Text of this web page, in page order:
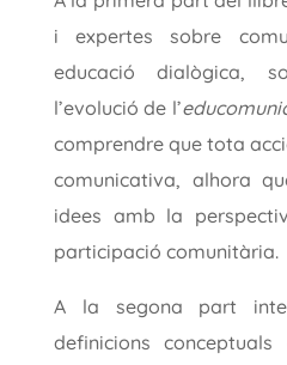
i expertes sobre
educació dialògica,
l’evolució de l’
comprendre que tota
comunicativa, alhora
idees amb la
participació comunitària.
A la segona part
definicions